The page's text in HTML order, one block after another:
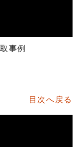
事例
目次へ戻る